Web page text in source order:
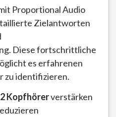
Proportional Audio
Zielantworten
Diese fortschrittliche
es erfahrenen
zu identifizieren.
Kopfhörerverstärken